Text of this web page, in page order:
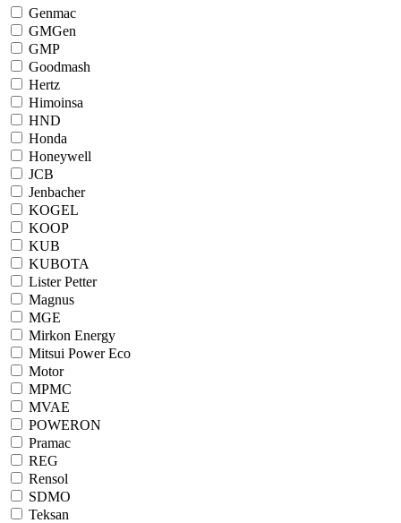
Genmac
GMGen
GMP
Goodmash
Hertz
Himoinsa
HND
Honda
Honeywell
JCB
Jenbacher
KOGEL
KOOP
KUB
KUBOTA
Lister Petter
Magnus
MGE
Mirkon Energy
Mitsui Power Eco
Motor
MPMC
MVAE
POWERON
Pramac
REG
Rensol
SDMO
Teksan